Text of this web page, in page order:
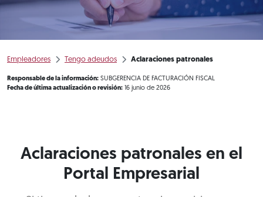
Empleadores Tengo adeudos Aclaraciones patronales
Responsable de la información: SUBGERENCIA DE FACTURACIÓN FISCAL
Fecha de última actualización o revisión: 16 junio de 2026
Aclaraciones patronales en el
Portal Empresarial